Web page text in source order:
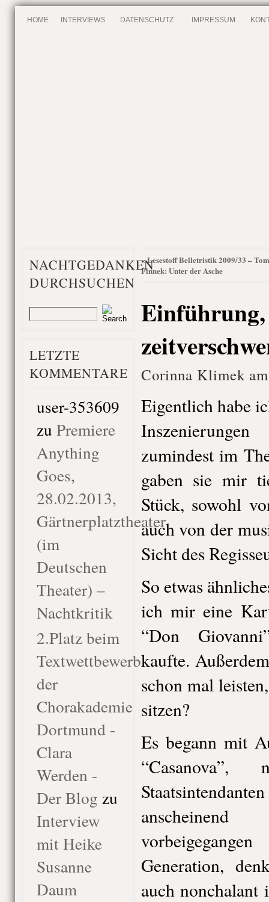
HOME INTERVIEWS DATENSCHUTZ IMPRESSUM
NACHTGEDANKEN
DURCHSUCHEN
LETZTE
KOMMENTARE
user-353609
zu Premiere
Anything
Goes,
28.02.2013,
Gärtnerplatztheater
(im
Deutschen
Theater) –
Nachtkritik
2.Platz beim
Textwettbewerb
der
Chorakademie
Dortmund -
Clara
Werden -
Der Blog zu
Interview
mit Heike
Susanne
Daum
«Lesestoff Belletristik 2009/33 – Tom
Finnek: Unter der Asche
Einführung,
Corinna Klimek
Eigentlich habe
zumindest im
gaben sie mir
Stück, sowohl
auch von der
Sicht des
So etwas
ich mir eine
“Don
kaufte.
schon mal
sitzen?
Es begann mit
Generation,
auch